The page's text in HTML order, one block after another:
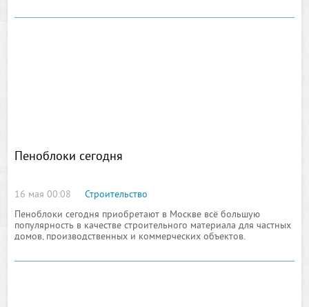
производится почти на каждом уровне
Пеноблоки сегодня
16 мая 00:08
Строительство
Пеноблоки сегодня приобретают в Москве всё большую
популярность в качестве строительного материала для частных
домов, производственных и коммерческих объектов.
отменными